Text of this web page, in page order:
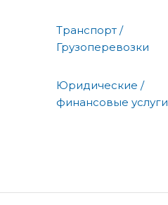
Транспорт /
Грузоперевозки
Юридические /
финансовые услуги